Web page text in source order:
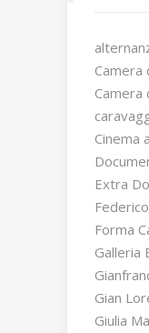
Camera
Camera
Cinema
Extra
Forma
Galleria
Gian
Giulia